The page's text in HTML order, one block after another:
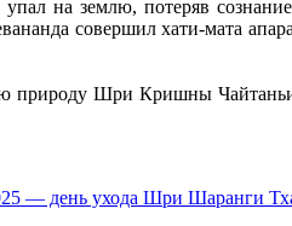
на землю, потеряв
совершил хати-мата
природу Шри Кришны
— день ухода Шри Шаранги